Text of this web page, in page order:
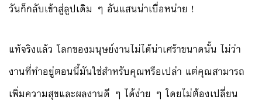
วันก็กลับเข้าสู่ลูปเดิม ๆ อันแสนน่าเบื่อหน่าย !
แท้จริงแล้ว โลกของมนุษย์งานไม่ได้น่าเศร้าขนาดนั้น ไม่ว่า
งานที่ทำอยู่ตอนนี้มันใช่สำหรับคุณหรือเปล่า แต่คุณสามารถ
เพิ่มความสุขและผลงานดี ๆ ได้ง่าย ๆ โดยไม่ต้องเปลี่ยน